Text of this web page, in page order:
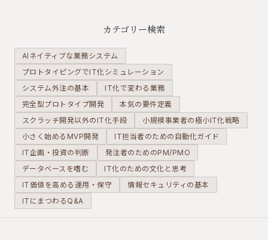
ェクトに必
要なのかを
整理しま
す。
す。普及し
ない理由
を、発注
者・開発会
社・商慣習
の3つの側
面から整理
します。
ておくバッ
ファの考え
方を整理し
カテゴリー検索
AIネイティブな業務システム
プロトタイピングでIT化シミュレーション
システム外注の基本
IT化で変わる業務
完全型プロトタイプ開発
本気の要件定義
スクラッチ開発以外のIT化手段
小規模事業者の極小IT化戦略
小さく始めるMVP開発
IT担当者のための自動化ガイド
IT企画・投資の判断
発注者のためのPM/PMO
データベースを嗜む
IT化のための文化と思考
IT価値を高める運用・保守
情報セキュリティの基本
ITにまつわるQ&A